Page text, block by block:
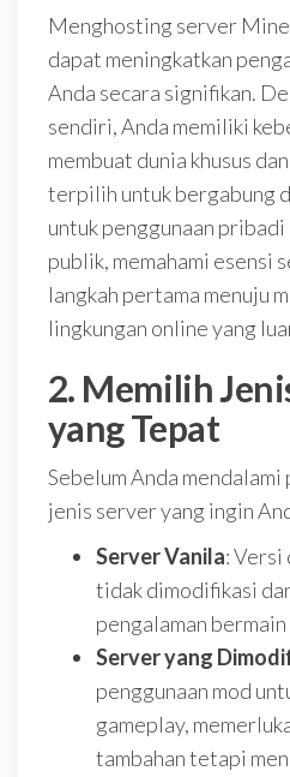
Menghosting server
dapat meningkatkan
Anda secara signifikan.
sendiri, Anda memiliki
membuat dunia khusus
terpilih untuk bergabung
untuk penggunaan
publik, memahami esensi
langkah pertama menuju
lingkungan online yang
2. Memilih
yang Tepat
Sebelum Anda
jenis server yang ingin
Server Vanila:
tidak dimodifikasi
pengalaman
Server yang
penggunaan mod
gameplay,
tambahan tetapi